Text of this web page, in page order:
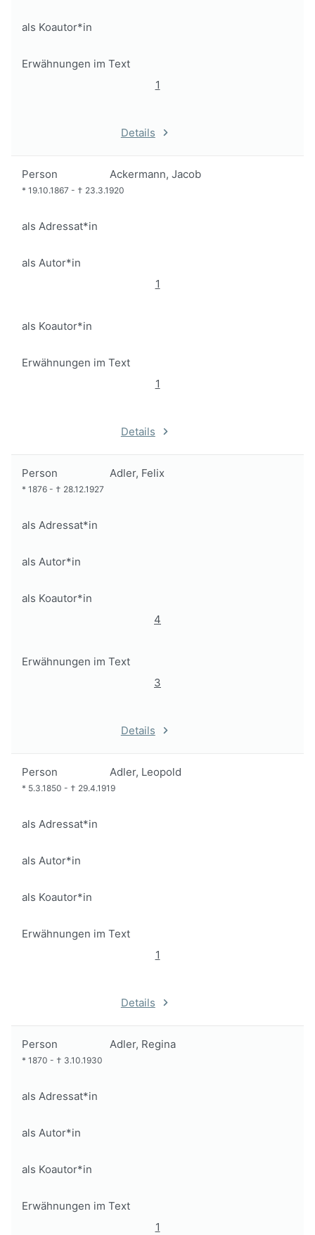
als Koautor*in
Erwähnungen im Text
1
Details
Person Ackermann, Jacob
* 19.10.1867 - † 23.3.1920
als Adressat*in
als Autor*in
1
als Koautor*in
Erwähnungen im Text
1
Details
Person Adler, Felix
* 1876 - † 28.12.1927
als Adressat*in
als Autor*in
als Koautor*in
4
Erwähnungen im Text
3
Details
Person Adler, Leopold
* 5.3.1850 - † 29.4.1919
als Adressat*in
als Autor*in
als Koautor*in
Erwähnungen im Text
1
Details
Person Adler, Regina
* 1870 - † 3.10.1930
als Adressat*in
als Autor*in
als Koautor*in
Erwähnungen im Text
1